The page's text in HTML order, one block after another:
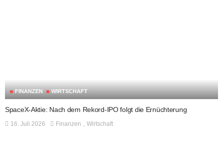
FINANZEN WIRTSCHAFT
SpaceX-Aktie: Nach dem Rekord-IPO folgt die Ernüchterung
16. Juli 2026 Finanzen Wirtschaft